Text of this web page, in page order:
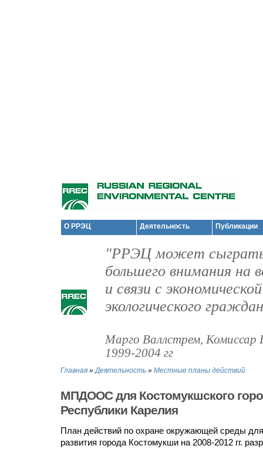
О РРЭЦ Деятельность Публикации
"РРЭЦ может сыграть
большего внимания
и связи с
экологического
Марго Валлстрем,
1999-2004 гг
Главная »Деятельность » Местные планы действий
МПДООС для Костомукшского
Республики Карелия
План действий по охране окружающей среды для
развития города Костомукши на 2008-2012 гг.